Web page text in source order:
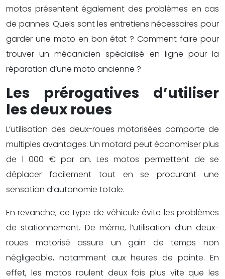
motos présentent également des problèmes en cas
de pannes. Quels sont les entretiens nécessaires pour
garder une moto en bon état ? Comment faire pour
trouver un mécanicien spécialisé en ligne pour la
réparation d’une moto ancienne ?
Les prérogatives d’utiliser
les deux roues
L’utilisation des deux-roues motorisées comporte de
multiples avantages. Un motard peut économiser plus
de 1 000 € par an. Les motos permettent de se
déplacer facilement tout en se procurant une
sensation d’autonomie totale.
En revanche, ce type de véhicule évite les problèmes
de stationnement. De même, l’utilisation d’un deux-
roues motorisé assure un gain de temps non
négligeable, notamment aux heures de pointe. En
effet, les motos roulent deux fois plus vite que les